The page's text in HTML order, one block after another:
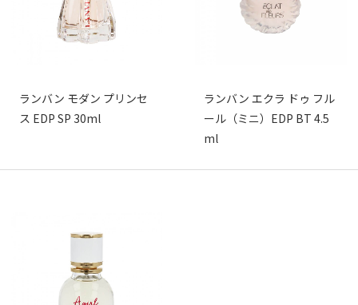
ランバン モダン プリンセ
ス EDP SP 30ml
ランバン エクラ ドゥ フル
ール（ミニ）EDP BT 4.5
ml